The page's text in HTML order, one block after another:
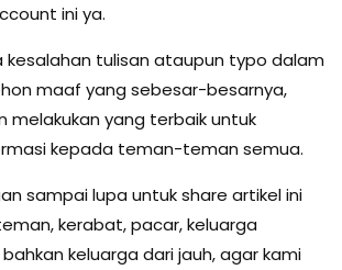
ini ya.
kesalahan tulisan ataupun typo dalam
maaf yang sebesar-besarnya,
melakukan yang terbaik untuk
kepada teman-teman semua.
sampai lupa untuk share artikel ini
kerabat, pacar, keluarga
keluarga dari jauh, agar kami